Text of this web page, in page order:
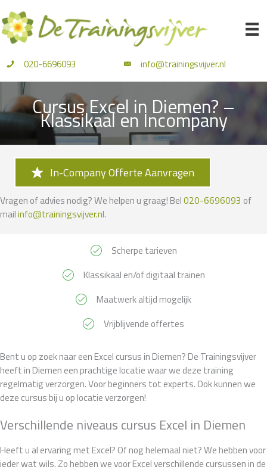
naar
de
inhoud
020-6696093 info@trainingsvijver.nl
Cursus Excel in Diemen? –
Klassikaal en Incompany
In-Company Offerte Aanvragen
Vragen of advies nodig? We helpen u graag! Bel020-6696093 of
mailinfo@trainingsvijver.nl.
Scherpe tarieven
Klassikaal en/of digitaal trainen
Maatwerk altijd mogelijk
Vrijblijvende offertes
Bent u op zoek naar een Excel cursus in Diemen? De Trainingsvijver
heeft in Diemen een prachtige locatie waar we deze training
regelmatig verzorgen. Voor beginners tot experts. Ook kunnen we
deze cursus bij u op locatie verzorgen!
Verschillende niveaus cursus Excel in Diemen
Heeft u al ervaring met Excel? Of nog helemaal niet? We hebben voor
ieder wat wils. Zo hebben we voor Excel verschillende cursussen in de